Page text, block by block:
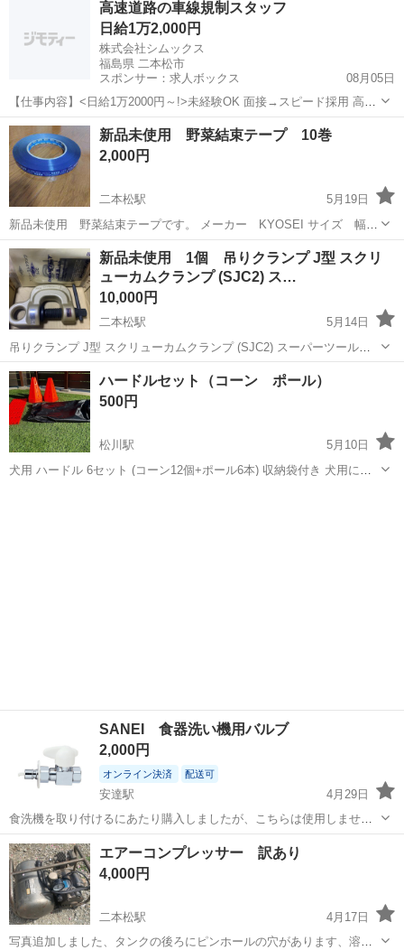
約745mm × 奥行約380mm × 高さ約290mm容量：約27リットル収納...
高速道路の車線規制スタッフ
日給1万2,000円
株式会社シムックス
福島県 二本松市
スポンサー：求人ボックス
08月05日
【仕事内容】<日給1万2000円～!>未経験OK 面接→スピード採用 高速
道路の車線規制 高速道路の車線規制スタッフ募集 <仕事内容> 東北自
動車道での高速規制のお仕事 <具体的には> 車線規制 高速道路上で工
事を行うポイントの...
アルバイト・パート
新品未使用 野菜結束テープ 10巻
2,000円
二本松駅
5月19日
新品未使用 野菜結束テープです。 メーカー KYOSEI サイズ 幅
15mm×長さ200m 10巻の価格です。 必要な際には必要数をご連絡下さ
い。
福島 二本松市 二本松駅 その他
新品未使用 1個 吊りクランプ J型 スクリ
ューカムクランプ (SJC2) ス…
10,000円
二本松駅
5月14日
吊りクランプ J型 スクリューカムクランプ (SJC2) スーパーツール
(SUPERTOOL) 工具 PAT. 全般 ブランド スーパーツール(Supertool) 商
品寸法 (長さx幅x高さ) 13.7 x 19.5 ...
福島 二本松市 二本松駅 スーパーツール
ハードルセット（コーン ポール）
500円
松川駅
5月10日
犬用 ハードル 6セット (コーン12個+ポール6本) 収納袋付き 犬用にア
SANEI 食器洗い機用バルブ
2,000円
オンライン決済 配送可
安達駅
4月29日
食洗機を取り付けるにあたり購入しましたが、こちらは使用しません
でした。 こちら新品未使用です。参考までに画像載せていますが、販
売部品は写真のものが全てです。そのためお安くしております。 食洗
機 食器洗い乾燥機 P...
福島 二本松市 その他 食洗機
エアーコンプレッサー 訳あり
4,000円
二本松駅
4月17日
写真追加しました、タンクの後ろにピンホールの穴があります、溶接